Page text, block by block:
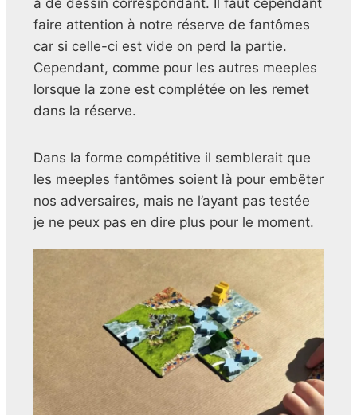
a de dessin correspondant. Il faut cependant
faire attention à notre réserve de fantômes
car si celle-ci est vide on perd la partie.
Cependant, comme pour les autres meeples
lorsque la zone est complétée on les remet
dans la réserve.
Dans la forme compétitive il semblerait que
les meeples fantômes soient là pour embêter
nos adversaires, mais ne l’ayant pas testée
je ne peux pas en dire plus pour le moment.